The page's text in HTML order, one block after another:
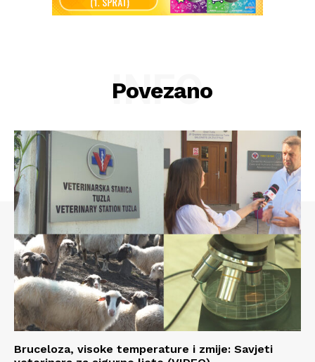
Povezano
INFO
Bruceloza, visoke temperature i zmije: Savjeti